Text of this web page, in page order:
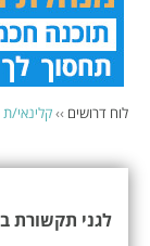
לוח דרושים ››קלינאי/
לגני תקשורת